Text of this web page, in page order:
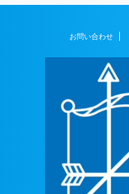
お問い合わせ